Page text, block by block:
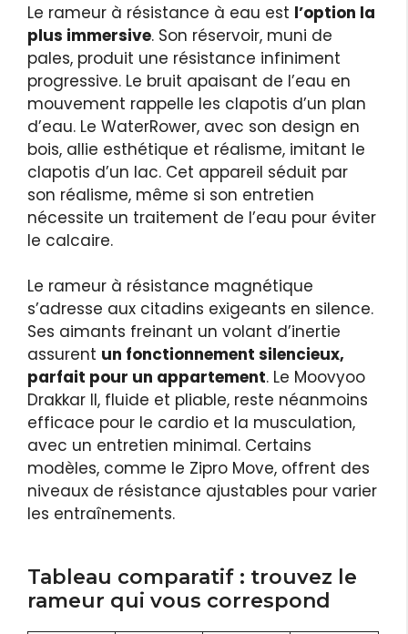
Le rameur à résistance à eau est l’option la
plus immersive. Son réservoir, muni de
pales, produit une résistance infiniment
progressive. Le bruit apaisant de l’eau en
mouvement rappelle les clapotis d’un plan
d’eau. Le WaterRower, avec son design en
bois, allie esthétique et réalisme, imitant le
clapotis d’un lac. Cet appareil séduit par
son réalisme, même si son entretien
nécessite un traitement de l’eau pour éviter
le calcaire.
Le rameur à résistance magnétique
s’adresse aux citadins exigeants en silence.
Ses aimants freinant un volant d’inertie
assurent un fonctionnement silencieux,
parfait pour un appartement. Le Moovyoo
Drakkar II, fluide et pliable, reste néanmoins
efficace pour le cardio et la musculation,
avec un entretien minimal. Certains
modèles, comme le Zipro Move, offrent des
niveaux de résistance ajustables pour varier
les entraînements.
Tableau comparatif : trouvez le
rameur qui vous correspond